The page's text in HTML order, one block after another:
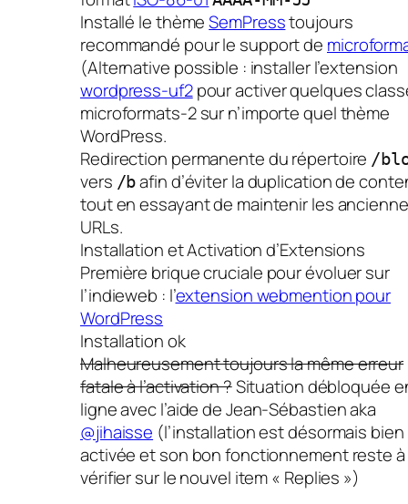
Installé le thèmeSemPresstoujours
recommandé pour le support de
(Alternative possible : installer l’extension
wordpress-uf2pour activer quelques
microformats-2 sur n’importe quel thème
WordPress.
Redirection permanente du répertoire /
vers /bafin d’éviter la duplication de
tout en essayant de maintenir les
URLs.
Installation et Activation d’Extensions
Première briquecruciale pour évoluer sur
l’indieweb : l’extension webmention pour
WordPress
Installation ok
Malheureusement toujours la même erreur
fatale à l’activation ?Situation débloquée
ligne avec l’aide de Jean-Sébastien aka
@jihaisse (l’installation est désormais bien
activée et son bon fonctionnement reste à
vérifier sur le nouvel item « Replies »)